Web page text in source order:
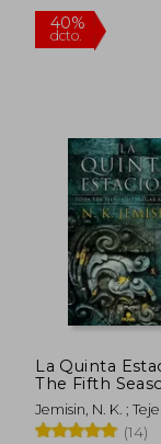
La Quinta
The Fifth
Jemisin, N. K. ;
Exposito, David
(14)